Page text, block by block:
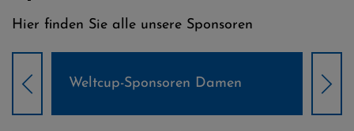
Hier finden Sie alle unsere Sponsoren
Weltcup-Sponsoren Damen